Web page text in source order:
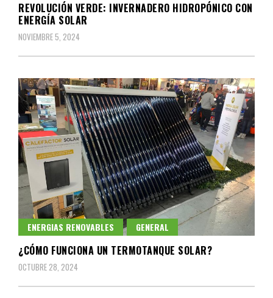
REVOLUCIÓN VERDE: INVERNADERO HIDROPÓNICO CON
ENERGÍA SOLAR
NOVIEMBRE 5, 2024
ENERGIAS RENOVABLES GENERAL
¿CÓMO FUNCIONA UN TERMOTANQUE SOLAR?
OCTUBRE 28, 2024